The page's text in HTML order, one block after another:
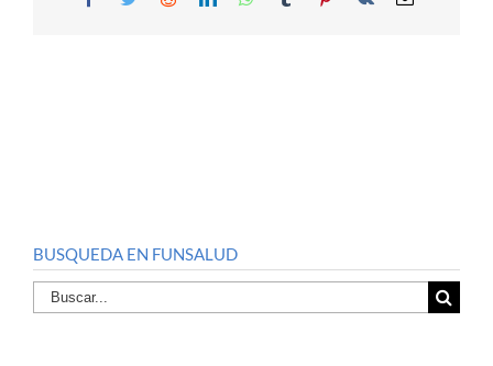
BUSQUEDA EN FUNSALUD
Buscar
por: